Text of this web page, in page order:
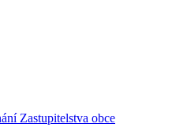
Zastupitelstva obce